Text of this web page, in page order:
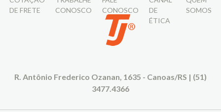
DE FRETE
CONOSCO
CONOSCO
DE
ÉTICA
SOMOS
R. Antônio Frederico Ozanan, 1635 - Canoas/RS | (51)
3477.4366